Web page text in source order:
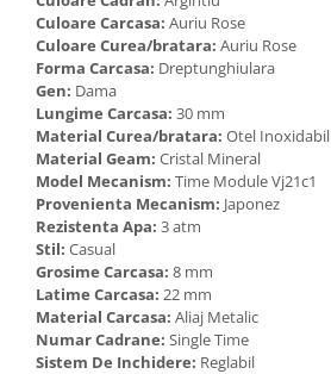
Culoare Carcasa: Auriu Rose
Culoare Curea/bratara: Auriu Rose
Forma Carcasa: Dreptunghiulara
Gen: Dama
Lungime Carcasa: 30 mm
Material Curea/bratara: Otel Inoxidabil
Material Geam: Cristal Mineral
Model Mecanism: Time Module Vj21c1
Provenienta Mecanism: Japonez
Rezistenta Apa: 3 atm
Stil: Casual
Grosime Carcasa: 8 mm
Latime Carcasa: 22 mm
Material Carcasa: Aliaj Metalic
Numar Cadrane: Single Time
Sistem De Inchidere: Reglabil